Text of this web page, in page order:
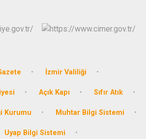
İzmir Valiliği
Açık Kapı Sıfır Atık
Kurumu Muhtar Bilgi Sistemi
Uyap Bilgi Sistemi